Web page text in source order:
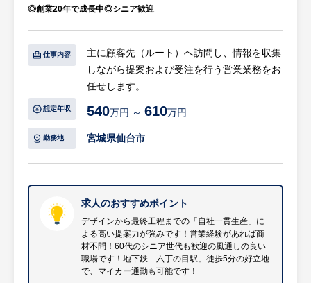
※詳細は面談時にお伝えします
関与するチャンスもあります。
ア出しにも積極的に関与していただきます。
等
※入社後は約1ヶ月の研修およびOJTがあ
境です。
おります。和気あいあいとした明るい雰囲気
の社風です。
チャレンジ精神や積極性が大切にされる風土
があり、あなたの“やってみたい”という想い
を尊重します。
◎創業20年で成長中◎シニア歓迎
仕事内容
主に顧客先（ルート）へ訪問し、情報を収集
しながら提案および受注を行う営業業務をお
任せします。
【具体的には…】
・既存顧客を中心とした定期的な訪問および
案・受注業務
・主に仙台市内、および宮城県内での営業活
動（社有車使用）
※当面は先輩社員が手厚くサポートいたしま
すのでご安心ください。
※詳細は面談時にお伝えします
想定年収 540万円 ～ 610万円
勤務地 宮城県仙台市
求人のおすすめポイント
デザインから最終工程までの「自社一貫生産」に
よる高い提案力が強みです！営業経験があれば商
材不問！60代のシニア世代も歓迎の風通しの良い
職場です！地下鉄「六丁の目駅」徒歩5分の好立地
で、マイカー通勤も可能です！